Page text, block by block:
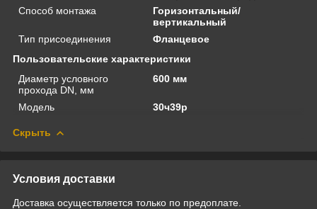
Способ монтажа
Горизонтальный/
вертикальный
Тип присоединения
Фланцевое
Пользовательские характеристики
Диаметр условного
прохода DN, мм
600 мм
Модель 30ч39р
Скрыть
Условия доставки
Доставка осуществляется только по предоплате.